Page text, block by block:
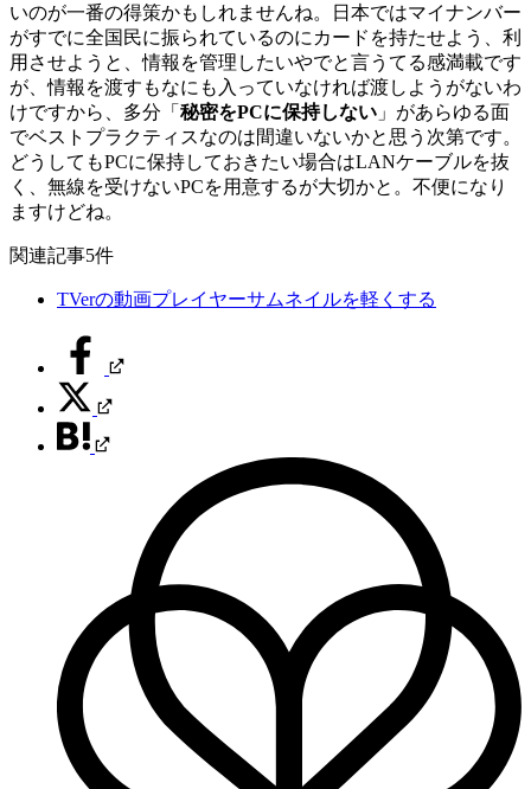
いのが一番の得策かもしれませんね。日本ではマイナンバー
がすでに全国民に振られているのにカードを持たせよう、利
用させようと、情報を管理したいやでと言うてる感満載です
が、情報を渡すもなにも入っていなければ渡しようがないわ
けですから、多分「 秘密をPCに保持しない 」があらゆる面
でベストプラクティスなのは間違いないかと思う次第です。
どうしてもPCに保持しておきたい場合はLANケーブルを抜
く、無線を受けないPCを用意するが大切かと。不便になり
ますけどね。
関連記事5件
TVerの動画プレイヤーサムネイルを軽くする